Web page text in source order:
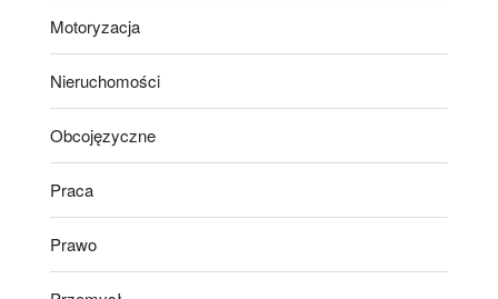
Motoryzacja
Nieruchomości
Obcojęzyczne
Praca
Prawo